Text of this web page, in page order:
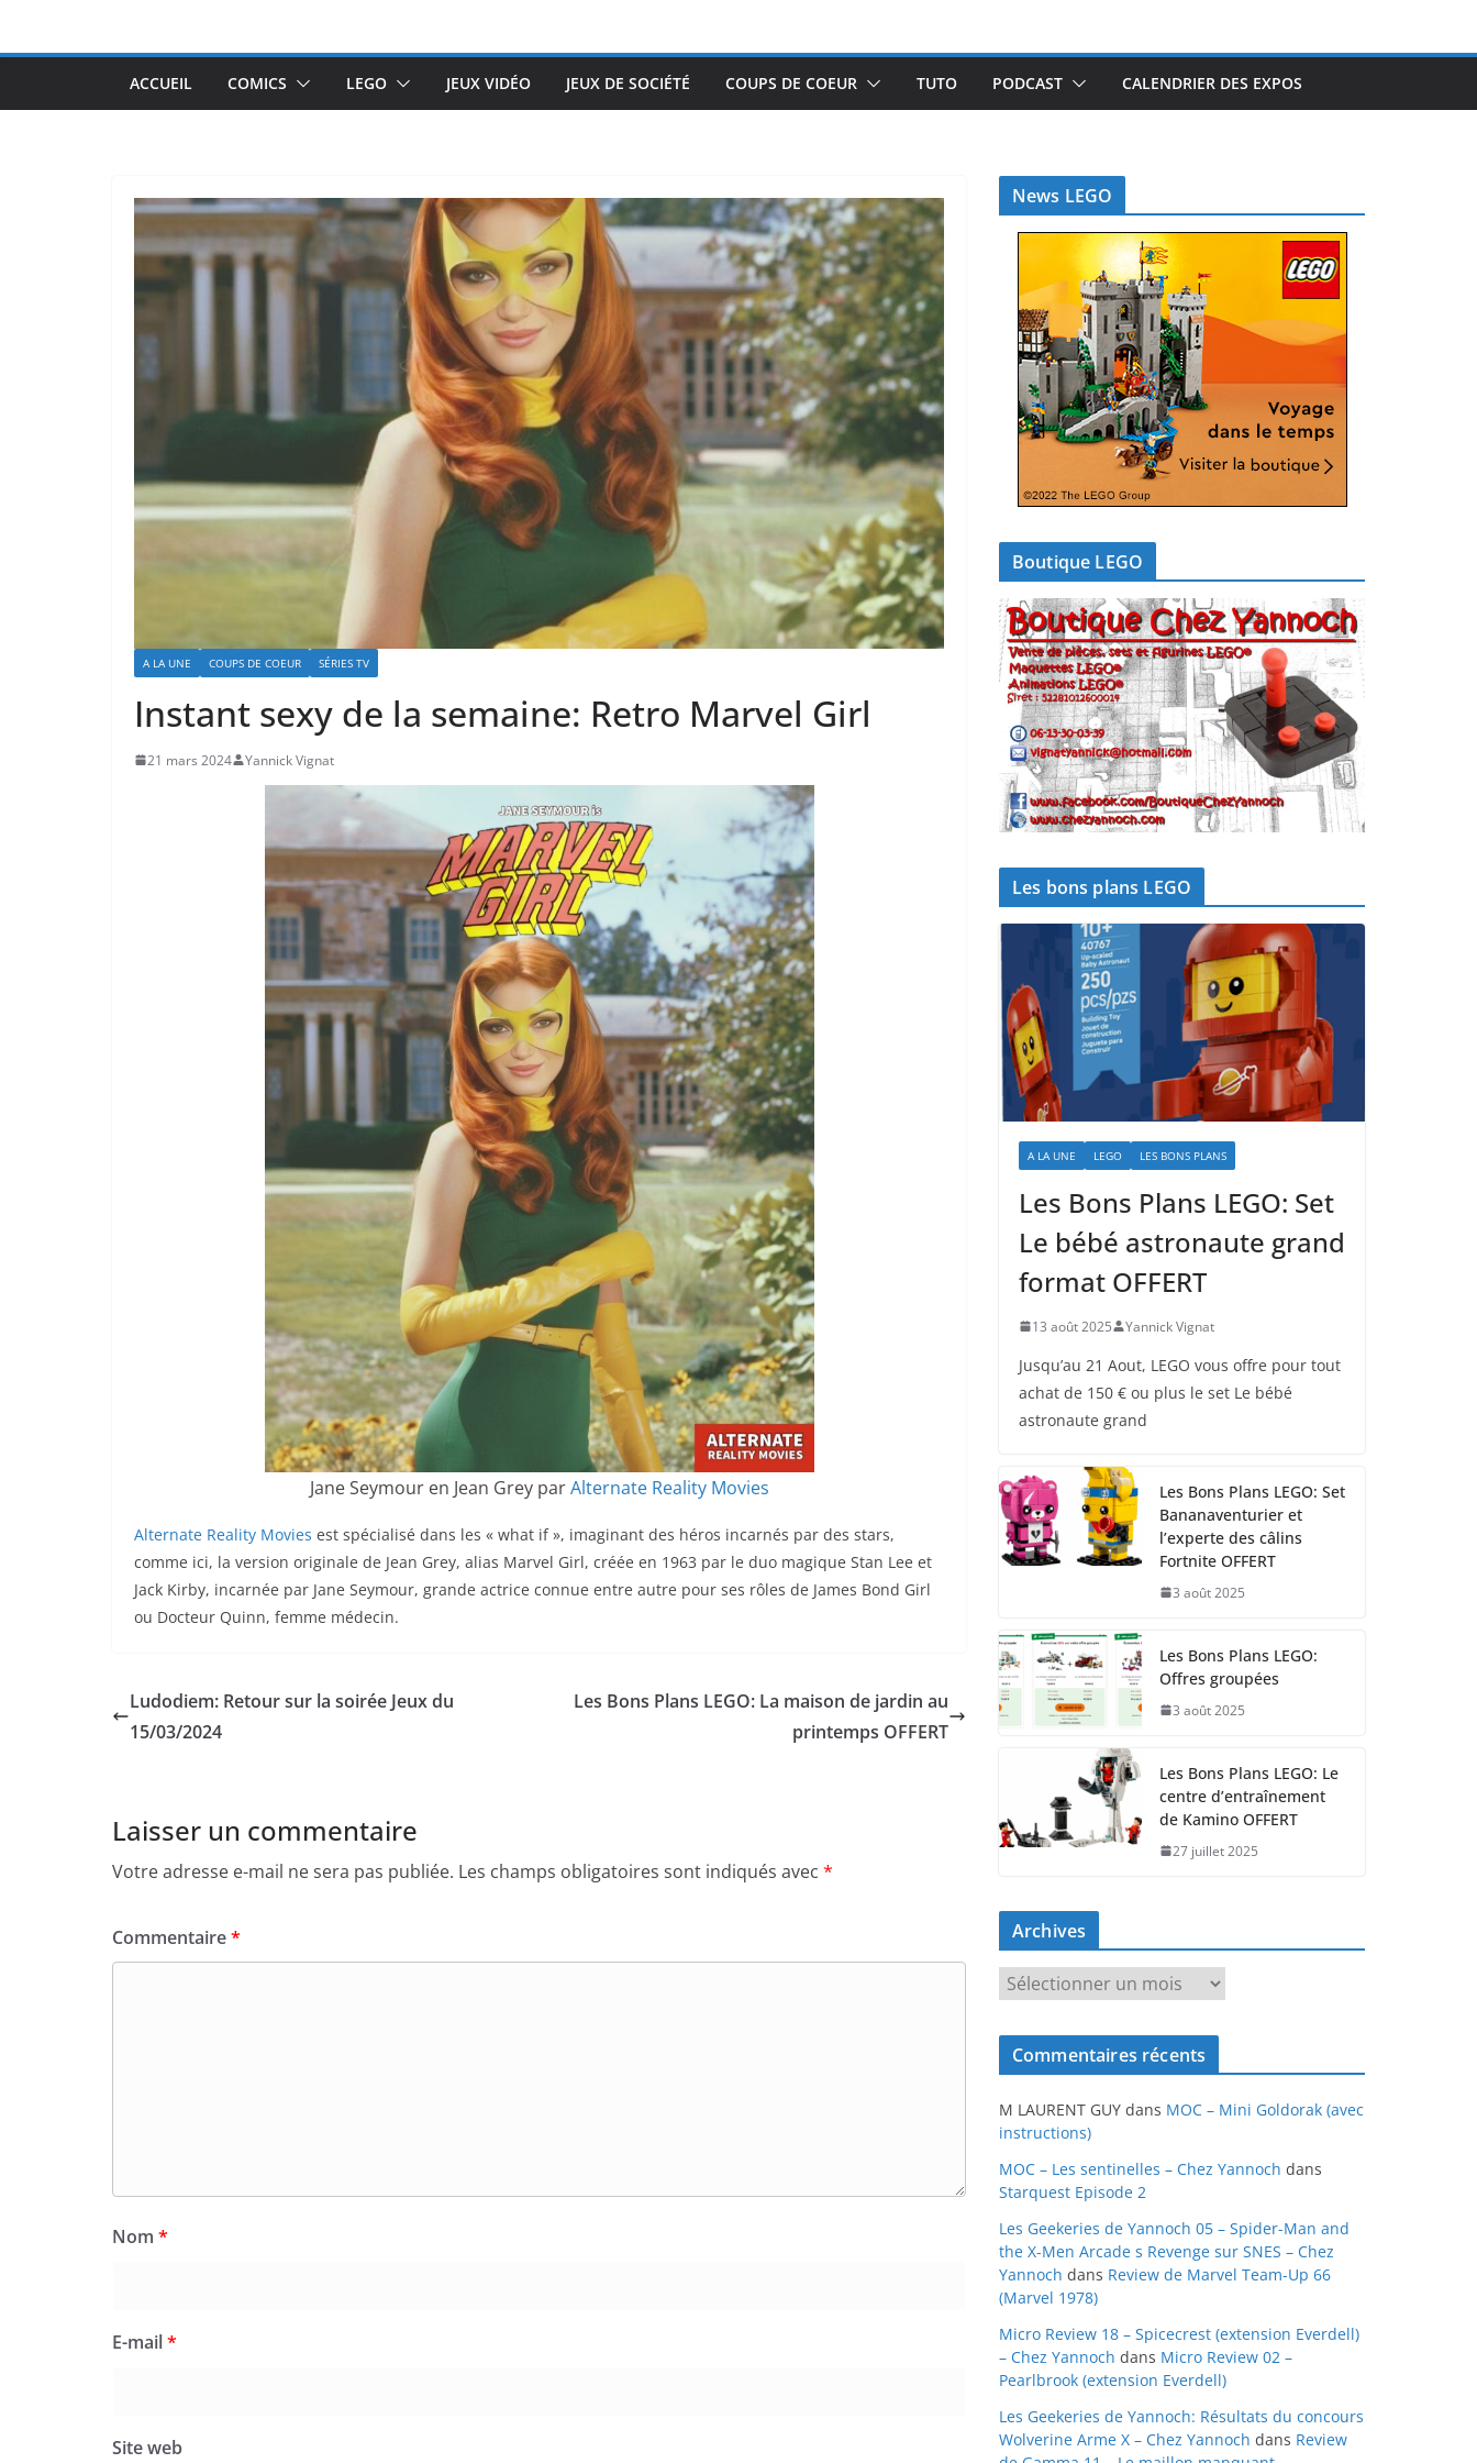
ACCUEIL COMICS LEGO JEUX VIDÉO JEUX DE SOCIÉTÉ COUPS DE COEUR TUTO PODCAST CALENDRIER DES EXPOS
A LA UNE COUPS DE COEUR SÉRIES TV
Instant sexy de la semaine: Retro Marvel Girl
21 mars 2024 Yannick Vignat
Jane Seymour en Jean Grey parAlternate Reality Movies
Alternate Reality Movies est spécialisé dans les « what if », imaginant des héros incarnés par des stars,
comme ici, la version originale de Jean Grey, alias Marvel Girl, créée en 1963 par le duo magique Stan Lee et
Jack Kirby, incarnée par Jane Seymour, grande actrice connue entre autre pour ses rôles de James Bond Girl
ou Docteur Quinn, femme médecin.
Ludodiem: Retour sur la soirée Jeux du
15/03/2024
Les Bons Plans LEGO: La maison de jardin au
printemps OFFERT
Laisser un commentaire
Votre adresse e-mail ne sera pas publiée. Les champs obligatoires sont indiqués avec *
Commentaire*
Nom *
E-mail*
Site web
News LEGO
Boutique LEGO
Les bons plans LEGO
A LA UNE LEGO LES BONS PLANS
Les Bons Plans LEGO: Set
Le bébé astronaute grand
format OFFERT
13 août 2025 Yannick Vignat
Jusqu’au 21 Aout, LEGO vous offre pour tout
achat de 150 € ou plus le set Le bébé
astronaute grand
Les Bons Plans LEGO: Set
Bananaventurier et
l’experte des câlins
Fortnite OFFERT
3 août 2025
Les Bons Plans LEGO:
Offres groupées
3 août 2025
Les Bons Plans LEGO: Le
centre d’entraînement
de Kamino OFFERT
27 juillet 2025
Archives
r
c
v
e
s
Commentaires récents
M LAURENT GUY dans MOC – Mini Goldorak (avec
instructions)
MOC – Les sentinelles – Chez Yannoch dans
Starquest Episode 2
Les Geekeries de Yannoch 05 – Spider-Man and
the X-Men Arcade s Revenge sur SNES – Chez
Yannoch dans Review de Marvel Team-Up 66
(Marvel 1978)
Micro Review 18 – Spicecrest (extension Everdell)
– Chez Yannoch dans Micro Review 02 –
Pearlbrook (extension Everdell)
Les Geekeries de Yannoch: Résultats du concours
Wolverine Arme X – Chez Yannoch dans Review